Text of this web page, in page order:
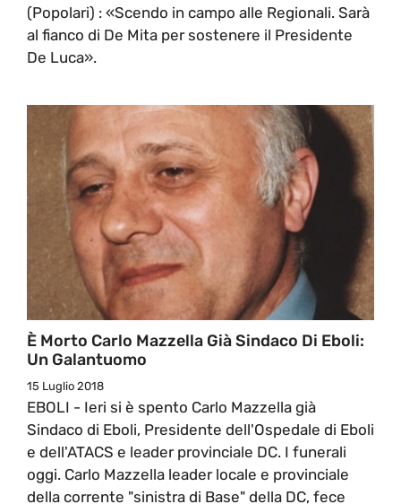
(Popolari) : «Scendo in campo alle Regionali. Sarà
al fianco di De Mita per sostenere il Presidente
De Luca».
È Morto Carlo Mazzella Già Sindaco Di Eboli:
Un Galantuomo
15 Luglio 2018
EBOLI - Ieri si è spento Carlo Mazzella già
Sindaco di Eboli, Presidente dell'Ospedale di Eboli
e dell'ATACS e leader provinciale DC. I funerali
oggi. Carlo Mazzella leader locale e provinciale
della corrente "sinistra di Base" della DC, fece